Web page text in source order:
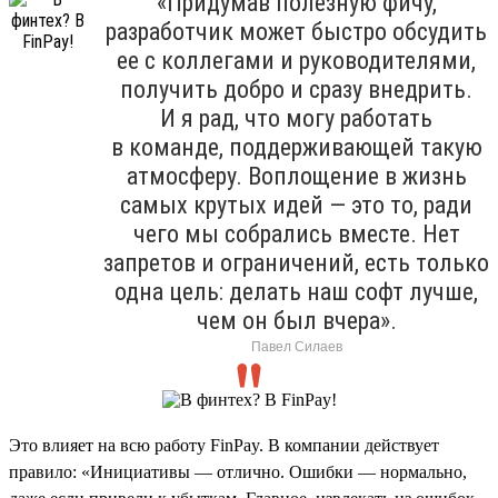
разработчик может быстро обсудить
ее с коллегами и руководителями,
получить добро и сразу внедрить.
И я рад, что могу работать
в команде, поддерживающей такую
атмосферу. Воплощение в жизнь
самых крутых идей — это то, ради
чего мы собрались вместе. Нет
запретов и ограничений, есть только
одна цель: делать наш софт лучше,
чем он был вчера».
Павел Силаев
Это влияет на всю работу FinPay. В компании действует
правило: «Инициативы — отлично. Ошибки — нормально,